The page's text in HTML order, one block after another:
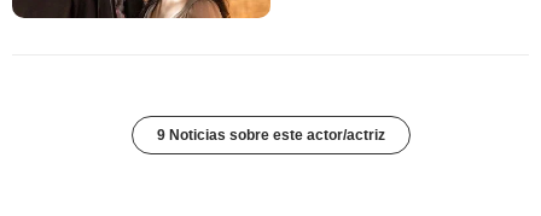
9 Noticias sobre este actor/actriz